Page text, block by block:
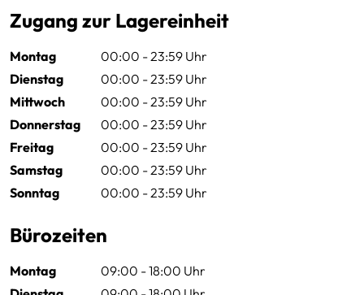
Zugang zur Lagereinheit
Montag
00:00 - 23:59 Uhr
Dienstag
00:00 - 23:59 Uhr
Mittwoch
00:00 - 23:59 Uhr
Donnerstag
00:00 - 23:59 Uhr
Freitag
00:00 - 23:59 Uhr
Samstag
00:00 - 23:59 Uhr
Sonntag
00:00 - 23:59 Uhr
Bürozeiten
Montag
09:00 - 18:00 Uhr